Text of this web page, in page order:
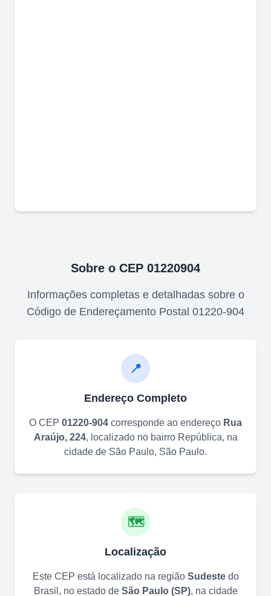
Sobre o CEP 01220904
Informações completas e detalhadas sobre o
Código de Endereçamento Postal 01220-904
📍
Endereço Completo
O CEP 01220-904 corresponde ao endereço Rua
Araújo, 224, localizado no bairro República, na
cidade de São Paulo, São Paulo.
🗺️
Localização
Este CEP está localizado na região Sudestedo
Brasil, no estado de São Paulo(SP), na cidade